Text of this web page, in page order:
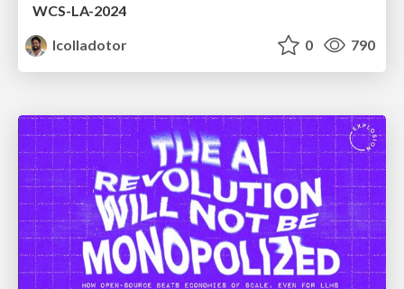
WCS-LA-2024
lcolladotor
0 790